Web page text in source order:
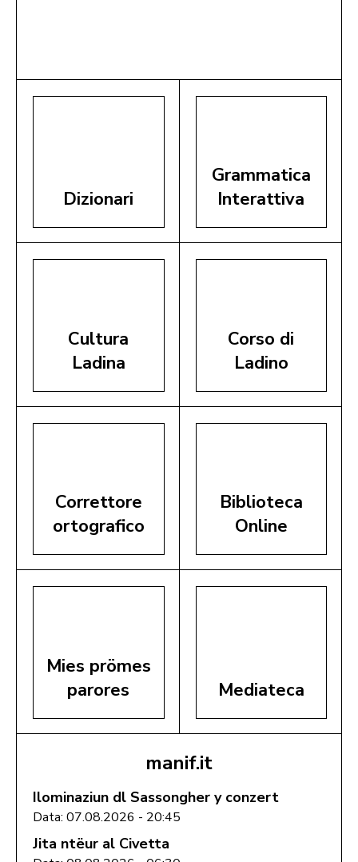
Dizionari
Grammatica
Interattiva
Cultura
Ladina
Corso di
Ladino
Correttore
ortografico
Biblioteca
Online
Mies prömes
parores
Mediateca
manif.it
Ilominaziun dl Sassongher y conzert
Data: 07.08.2026 - 20:45
Jita ntëur al Civetta